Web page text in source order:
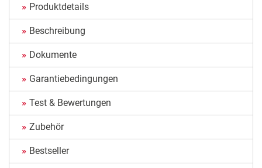
Produktdetails
Beschreibung
Dokumente
Garantiebedingungen
Test & Bewertungen
Zubehör
Bestseller